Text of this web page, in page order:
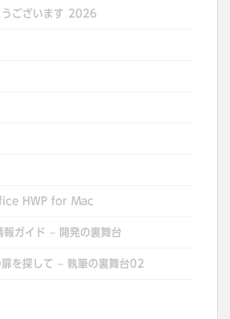
うございます 2026
HWP for Mac
ガイド – 開発の裏舞台
扉を探して – 執筆の裏舞台02